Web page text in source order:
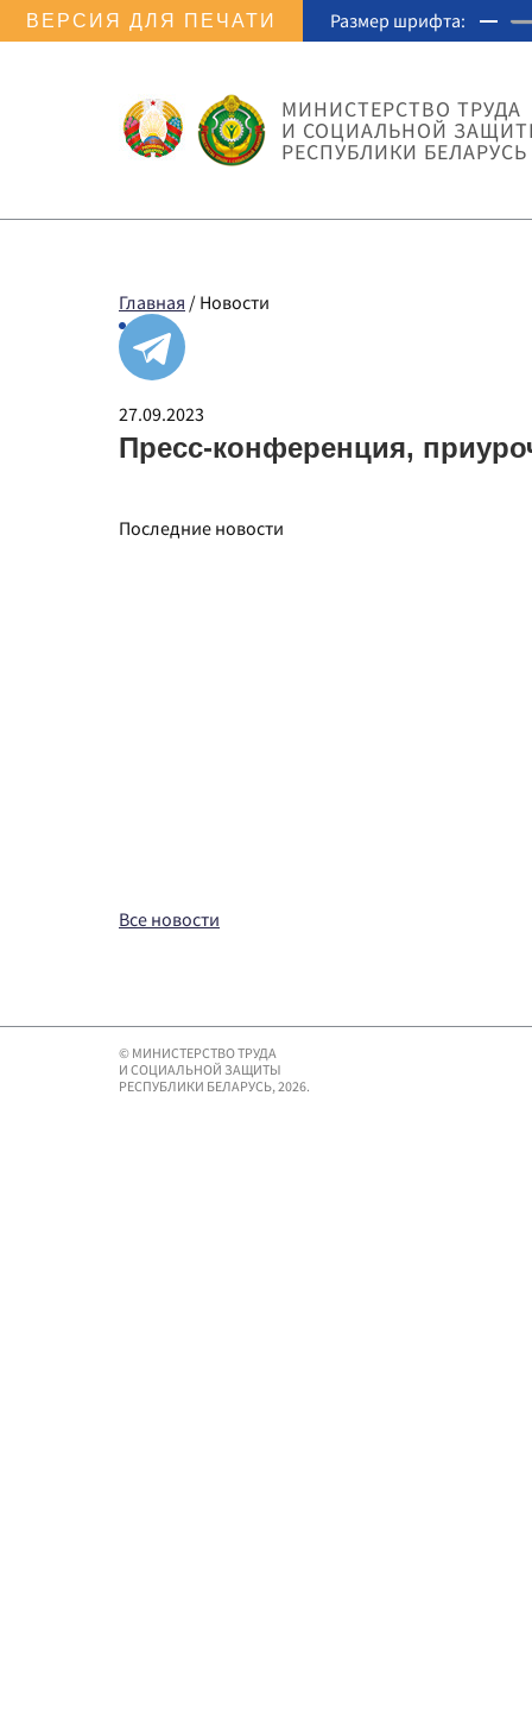
ВЕРСИЯ ДЛЯ ПЕЧАТИ Размер шрифта:
МИНИСТЕРСТВО ТРУДА
И СОЦИАЛЬНОЙ
РЕСПУБЛИКИ БЕЛАРУСЬ
Главная / Новости
27.09.2023
Пресс-конференция,
Последние новости
Все новости
© МИНИСТЕРСТВО ТРУДА
И СОЦИАЛЬНОЙ ЗАЩИТЫ
РЕСПУБЛИКИ БЕЛАРУСЬ, 2026.